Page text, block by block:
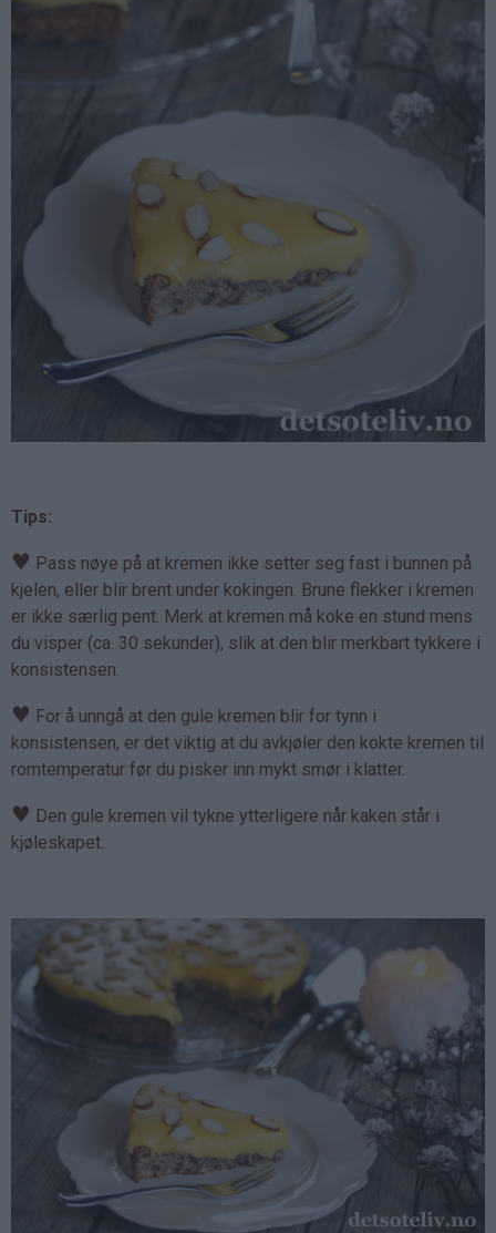
Tips:
♥ Pass nøye på at kremen ikke setter seg fast i bunnen på
kjelen, eller blir brent under kokingen. Brune flekker i kremen
er ikke særlig pent. Merk at kremen må koke en stund mens
du visper (ca. 30 sekunder), slik at den blir merkbart tykkere i
konsistensen.
♥ For å unngå at den gule kremen blir for tynn i
konsistensen, er det viktig at du avkjøler den kokte kremen til
romtemperatur før du pisker inn mykt smør i klatter.
♥ Den gule kremen vil tykne ytterligere når kaken står i
kjøleskapet.